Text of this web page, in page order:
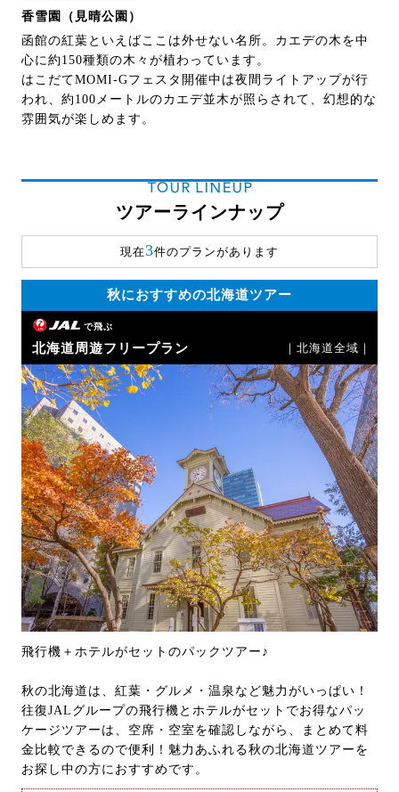
香雪園（見晴公園）
函館の紅葉といえばここは外せない名所。カエデの木を中
心に約150種類の木々が植わっています。
はこだてMOMI-Gフェスタ開催中は夜間ライトアップが行
われ、約100メートルのカエデ並木が照らされて、幻想的な
雰囲気が楽しめます。
TOUR LINEUP
ツアーラインナップ
現在3件のプランがあります
秋におすすめの北海道ツアー
で飛ぶ
北海道周遊フリープラン ｜北海道全域｜
飛行機＋ホテルがセットのパックツアー♪
秋の北海道は、紅葉・グルメ・温泉など魅力がいっぱい！
往復JALグループの飛行機とホテルがセットでお得なパッ
ケージツアーは、空席・空室を確認しながら、まとめて料
金比較できるので便利！魅力あふれる秋の北海道ツアーを
お探し中の方におすすめです。